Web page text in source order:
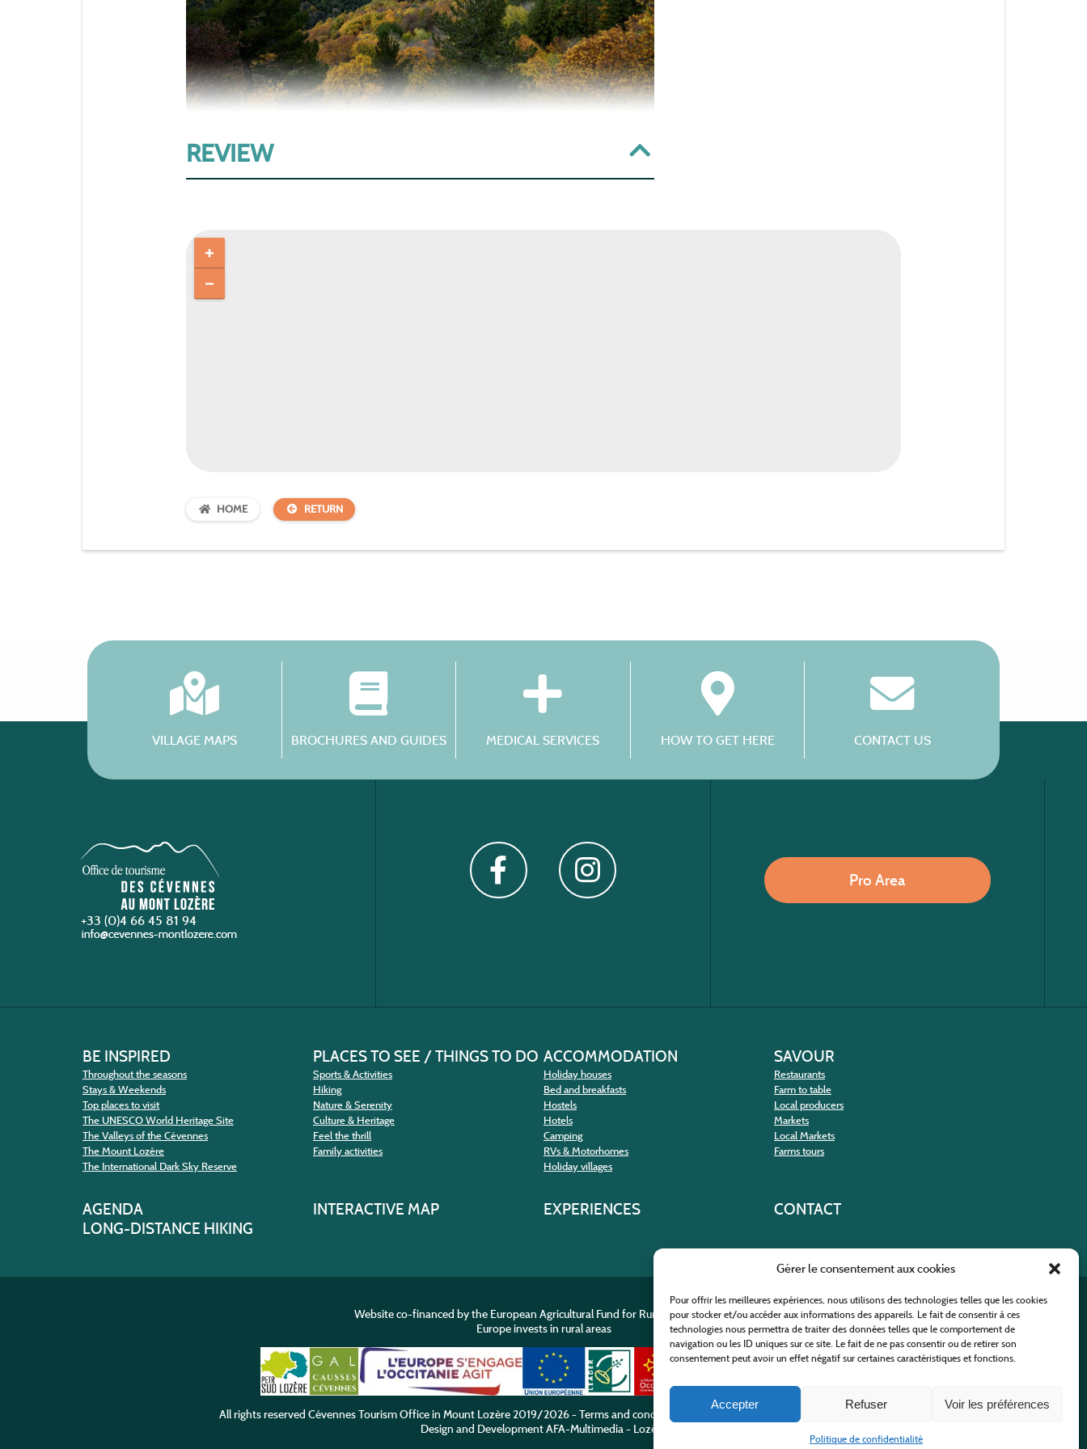
Gérer le consentement aux cookies
Pour offrir les meilleures expériences, nous utilisons des technologies telles que les cookies
pour stocker et/ou accéder aux informations des appareils. Le fait de consentir à ces
technologies nous permettra de traiter des données telles que le comportement de
navigation ou les ID uniques sur ce site. Le fait de ne pas consentir ou de retirer son
consentement peut avoir un effet négatif sur certaines caractéristiques et fonctions.
Accepter Refuser Voir les préférences
Politique de confidentialité
REVIEW
HOME RETURN
VILLAGE MAPS BROCHURES AND GUIDES MEDICAL SERVICES HOW TO GET HERE CONTACT US
+33 (0)4 66 45 81 94
Pro Area
BE INSPIRED
Throughout the seasons
Stays & Weekends
Top places to visit
The UNESCO World Heritage Site
The Valleys of the Cévennes
The Mount Lozère
The International Dark Sky Reserve
PLACES TO SEE / THINGS TO DO
Sports & Activities
Hiking
Nature & Serenity
Culture & Heritage
Feel the thrill
Family activities
ACCOMMODATION
Holiday houses
Bed and breakfasts
Hostels
Hotels
Camping
RVs & Motorhomes
Holiday villages
SAVOUR
Restaurants
Farm to table
Local producers
Markets
Local Markets
Farms tours
AGENDA INTERACTIVE MAP EXPERIENCES
CONTACT
LONG-DISTANCE HIKING
Website co-financed by the European Agricultural Fund for Rural Development
Europe invests in rural areas
All rights reserved Cévennes Tourism Office in Mount Lozère2019/2026 -Terms and condition Privacy Policy
Design and DevelopmentAFA-Multimedia- Lozère